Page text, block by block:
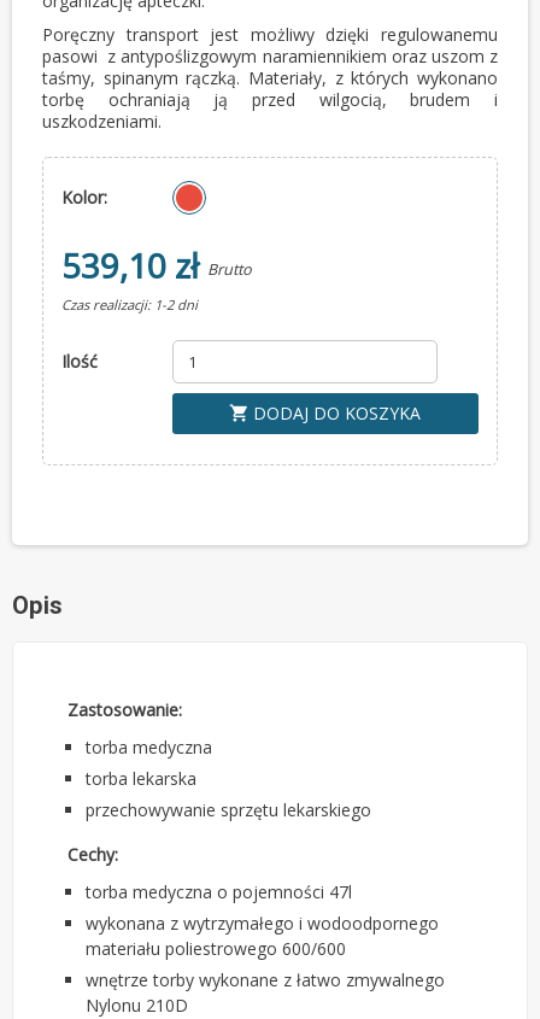
Poręczny transport jest możliwy dzięki regulowanemu
pasowi z antypoślizgowym naramiennikiem oraz uszom z
taśmy, spinanym rączką. Materiały, z których wykonano
torbę ochraniają ją przed wilgocią, brudem i
uszkodzeniami.
Kolor:
539,10 zł Brutto
Czas realizacji: 1-2 dni
Ilość
shopping_cart DODAJ DO KOSZYKA
Opis
Zastosowanie:
torba medyczna
torba lekarska
przechowywanie sprzętu lekarskiego
Cechy:
torba medyczna o pojemności 47l
wykonana z wytrzymałego i wodoodpornego
materiału poliestrowego 600/600
wnętrze torby wykonane z łatwo zmywalnego
Nylonu 210D